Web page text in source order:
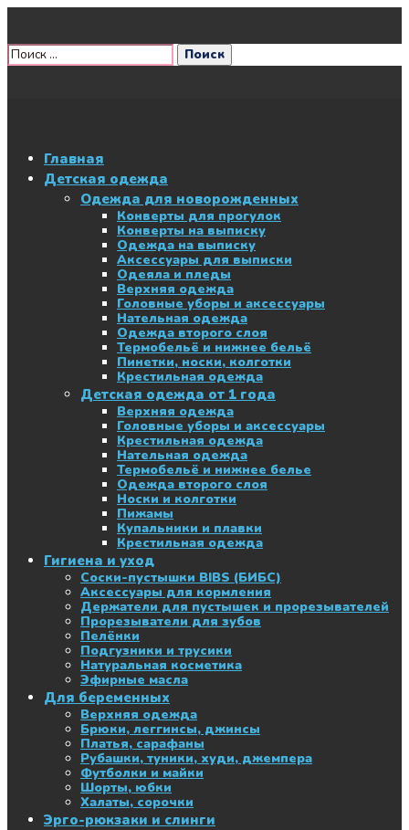
Главная
Детская одежда
Одежда для новорожденных
Конверты для прогулок
Конверты на выписку
Одежда на выписку
Аксессуары для выписки
Одеяла и пледы
Верхняя одежда
Головные уборы и аксессуары
Нательная одежда
Одежда второго слоя
Термобельё и нижнее бельё
Пинетки, носки, колготки
Крестильная одежда
Детская одежда от 1 года
Верхняя одежда
Головные уборы и аксессуары
Крестильная одежда
Нательная одежда
Термобельё и нижнее белье
Одежда второго слоя
Носки и колготки
Пижамы
Купальники и плавки
Крестильная одежда
Гигиена и уход
Соски-пустышки BIBS (БИБС)
Аксессуары для кормления
Держатели для пустышек и прорезывателей
Прорезыватели для зубов
Пелёнки
Подгузники и трусики
Натуральная косметика
Эфирные масла
Для беременных
Верхняя одежда
Брюки, леггинсы, джинсы
Платья, сарафаны
Рубашки, туники, худи, джемпера
Футболки и майки
Шорты, юбки
Халаты, сорочки
Эрго-рюкзаки и слинги